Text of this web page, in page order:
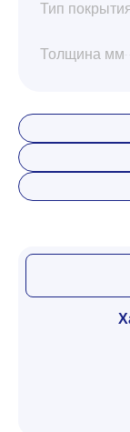
Тип
Толщина мм